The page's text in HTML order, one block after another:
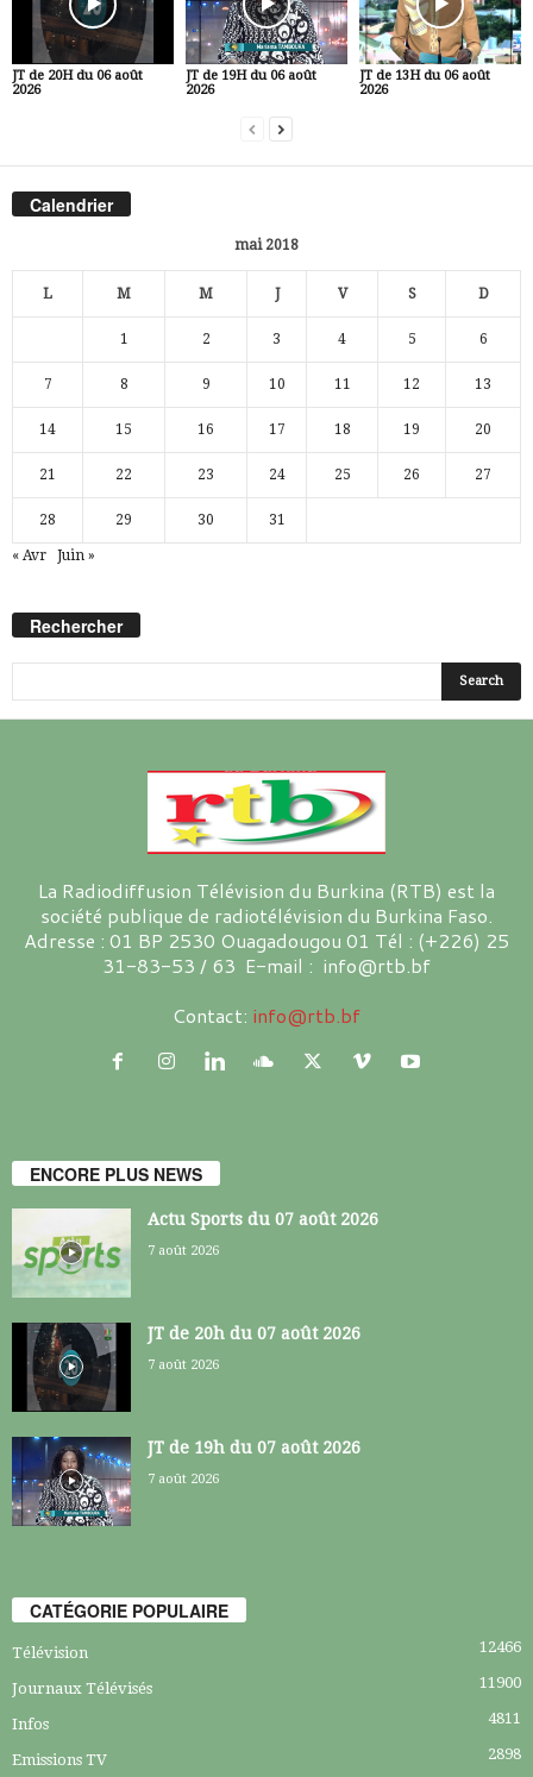
JT de 20H du 06 août
2026
JT de 19H du 06 août
2026
JT de 13H du 06 août
2026
Calendrier
mai 2018
L M M J V S D
1 2 3 4 5 6
7 8 9 10 11 12 13
14 15 16 17 18 19 20
21 22 23 24 25 26 27
28 29 30 31
« Avr Juin »
Rechercher
La Radiodiffusion Télévision du Burkina (RTB) est la
société publique de radiotélévision du Burkina Faso.
Adresse : 01 BP 2530 Ouagadougou 01 Tél : (+226) 25
31-83-53 / 63 E-mail : info@rtb.bf
Contact: info@rtb.bf
ENCORE PLUS NEWS
Actu Sports du 07 août 2026
7 août 2026
JT de 20h du 07 août 2026
7 août 2026
JT de 19h du 07 août 2026
7 août 2026
CATÉGORIE POPULAIRE
Télévision 12466
Journaux Télévisés 11900
Infos 4811
Emissions TV 2898